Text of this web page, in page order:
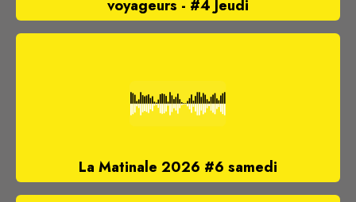
voyageurs - #4 Jeudi
La Matinale 2026 #6 samedi